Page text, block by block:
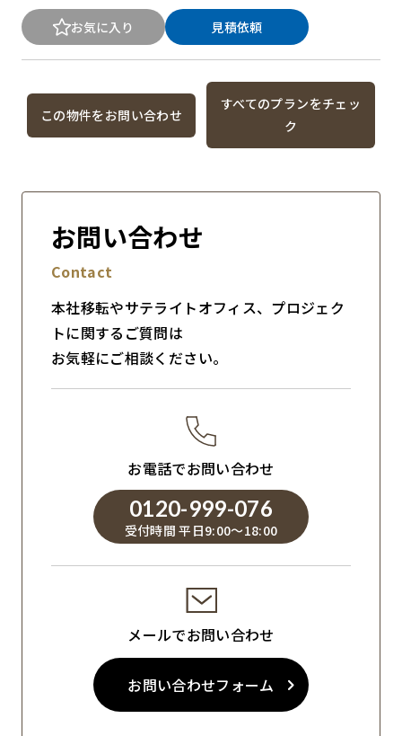
お気に入り 見積依頼
この物件をお問い合わせ
すべてのプランをチェッ
ク
お問い合わせ
Contact
本社移転やサテライトオフィス、プロジェク
トに関するご質問は
お気軽にご相談ください。
お電話でお問い合わせ
0120-999-076
受付時間 平日9:00～18:00
メールでお問い合わせ
お問い合わせフォーム